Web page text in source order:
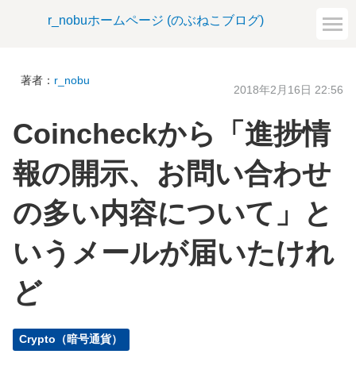
r_nobuホームページ (のぶねこブログ)
著者： r_nobu
2018年2月16日 22:56
Coincheckから「進捗情
報の開示、お問い合わせ
の多い内容について」と
いうメールが届いたけれ
ど
Crypto（暗号通貨）